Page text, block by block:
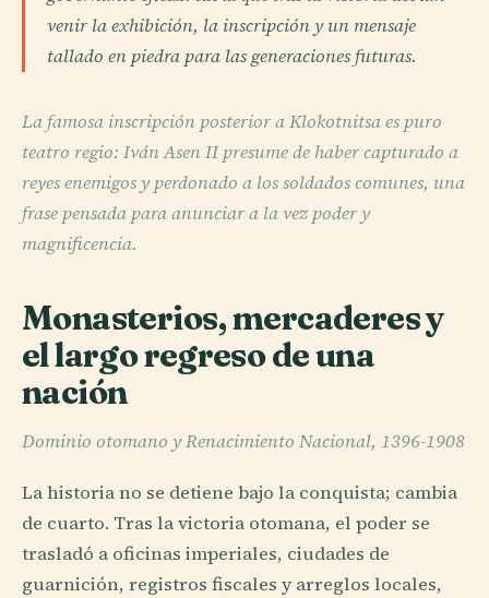
venir la exhibición, la inscripción y un mensaje
tallado en piedra para las generaciones futuras.
La famosa inscripción posterior a Klokotnitsa es puro
teatro regio: Iván Asen II presume de haber capturado a
reyes enemigos y perdonado a los soldados comunes, una
frase pensada para anunciar a la vez poder y
magnificencia.
Monasterios, mercaderes y
el largo regreso de una
nación
Dominio otomano y Renacimiento Nacional, 1396-1908
La historia no se detiene bajo la conquista; cambia
de cuarto. Tras la victoria otomana, el poder se
trasladó a oficinas imperiales, ciudades de
guarnición, registros fiscales y arreglos locales,